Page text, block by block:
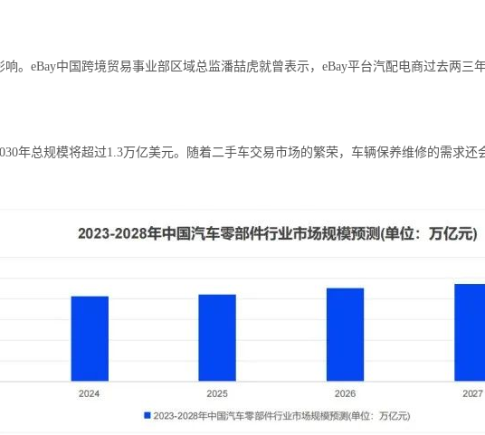
。eBay中国跨境贸易事业部区域总监潘喆虎就曾表示，eBay平台汽配电商过去两
年总规模将超过1.3万亿美元。随着二手车交易市场的繁荣，车辆保养维修的需求还